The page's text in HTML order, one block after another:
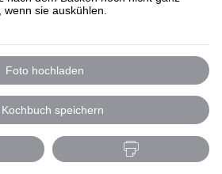
sie auskühlen.
Foto hochladen
speichern